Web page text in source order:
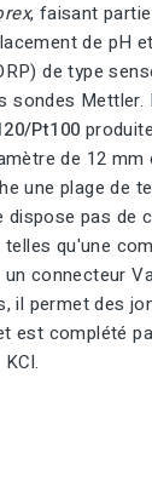
, faisant
de pH
de type
sondes
Pt100
de 12 mm
une plage de
dispose pas
qu'une
connecteur
il permet des
est complété